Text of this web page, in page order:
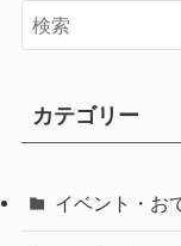
カテゴリー
イベント・お